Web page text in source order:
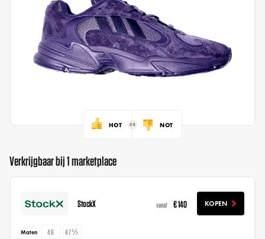
HOT NOT
Verkrijgbaar bij 1 marketplace
StockX vanaf € 140 KOPEN
Maten 46 47⅓